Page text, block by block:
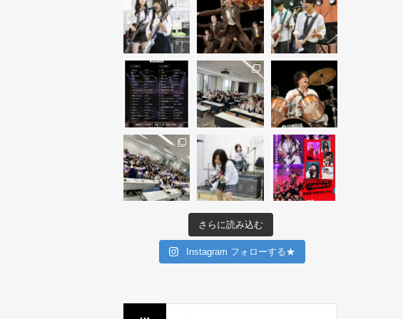
さらに読み込む
Instagram フォローする★